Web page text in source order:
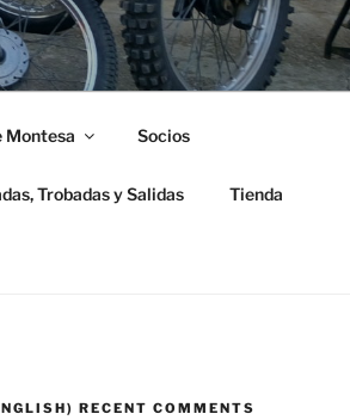
Montesa Socios
Trobadas y Salidas Tienda
RECENT COMMENTS